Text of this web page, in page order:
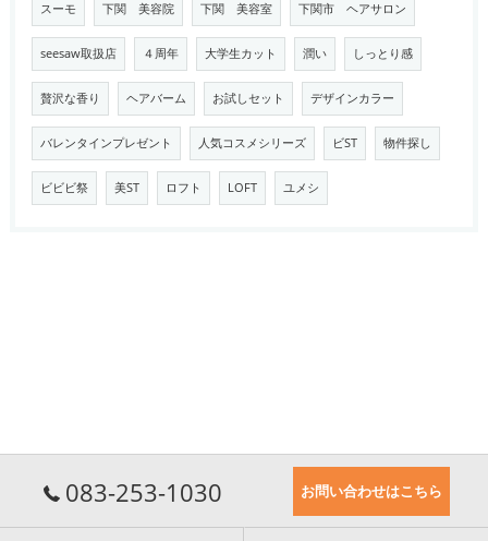
スーモ 下関 美容院 下関 美容室 下関市 ヘアサロン
seesaw取扱店 ４周年 大学生カット 潤い しっとり感
贅沢な香り ヘアバーム お試しセット デザインカラー
バレンタインプレゼント 人気コスメシリーズ ビST 物件探し
ビビビ祭 美ST ロフト LOFT ユメシ
083-253-1030 お問い合わせはこちら